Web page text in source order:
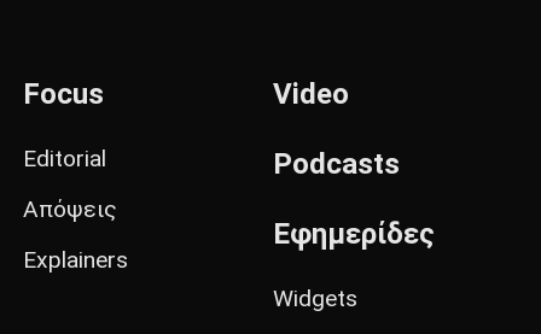
Focus
Editorial
Απόψεις
Explainers
Video
Podcasts
Εφημερίδες
Widgets